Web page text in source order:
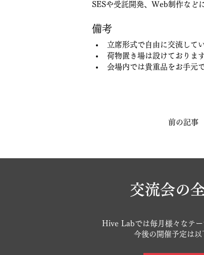
SESや受託開発、Web制作など
備考
立席形式で自由に交流して
荷物置き場は設けておりま
会場内では貴重品をお手元
前の記事
交流会の
Hive Labでは毎月様々なテー
今後の開催予定は以